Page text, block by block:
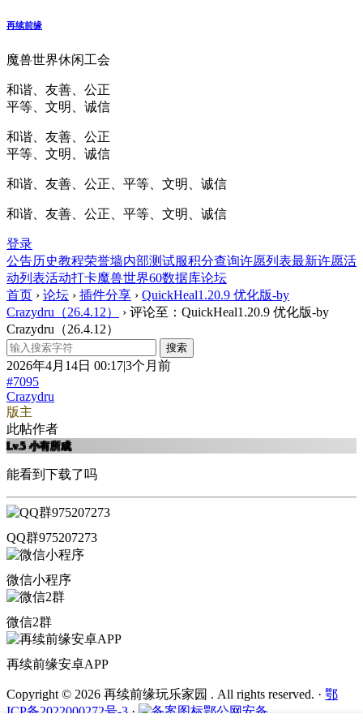
再续前缘
魔兽世界休闲工会
和谐、友善、公正
平等、文明、诚信
和谐、友善、公正
平等、文明、诚信
和谐、友善、公正、平等、文明、诚信
和谐、友善、公正、平等、文明、诚信
登录
公告历史教程荣誉墙内部测试服积分查询许愿列表最新许愿活
动列表活动打卡魔兽世界60数据库论坛
首页 › 论坛 › 插件分享 › QuickHeal1.20.9 优化版-by
Crazydru（26.4.12）
› 评论至：QuickHeal1.20.9 优化版-by
Crazydru（26.4.12）
2026年4月14日 00:17|3个月前
#7095
Crazydru
版主
此帖作者
Lv.5 小有所成
能看到下载了吗
QQ群975207273
微信小程序
微信2群
再续前缘安卓APP
Copyright © 2026 再续前缘玩乐家园 . All rights reserved. · 鄂
ICP备2022000272号-3 ·
鄂公网安备